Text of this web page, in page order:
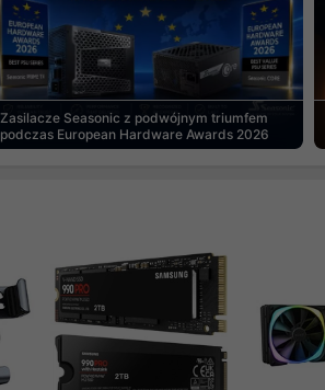
Zasilacze Seasonic z podwójnym triumfem
podczas European Hardware Awards 2026